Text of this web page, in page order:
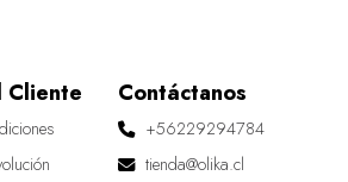
Cliente Contáctanos
+56229294784
tienda@olika.cl